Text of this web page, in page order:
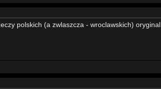
polskich (a zwlaszcza - wroclawskich) oryginal